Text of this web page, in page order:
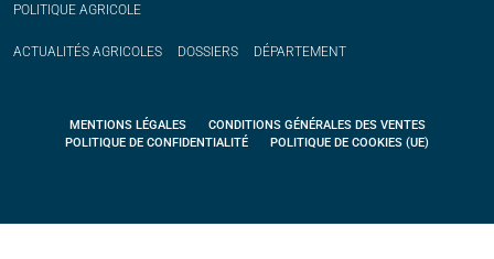
POLITIQUE AGRICOLE
ACTUALITÉS AGRICOLES DOSSIERS DÉPARTEMENT
MENTIONS LÉGALES
CONDITIONS GÉNÉRALES DES VENTES
POLITIQUE DE CONFIDENTIALITÉ
POLITIQUE DE COOKIES (UE)